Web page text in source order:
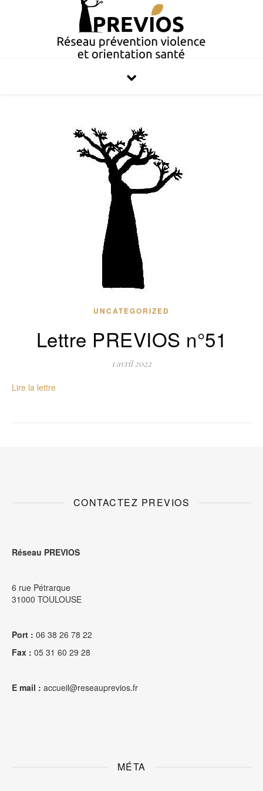
UNCATEGORIZED
Lettre PREVIOS n°51
1 avril 2022
Lire la lettre
CONTACTEZ PREVIOS
Réseau PREVIOS
6 rue Pétrarque
31000 TOULOUSE
Port : 06 38 26 78 22
Fax : 05 31 60 29 28
E mail : accueil@reseauprevios.fr
MÉTA